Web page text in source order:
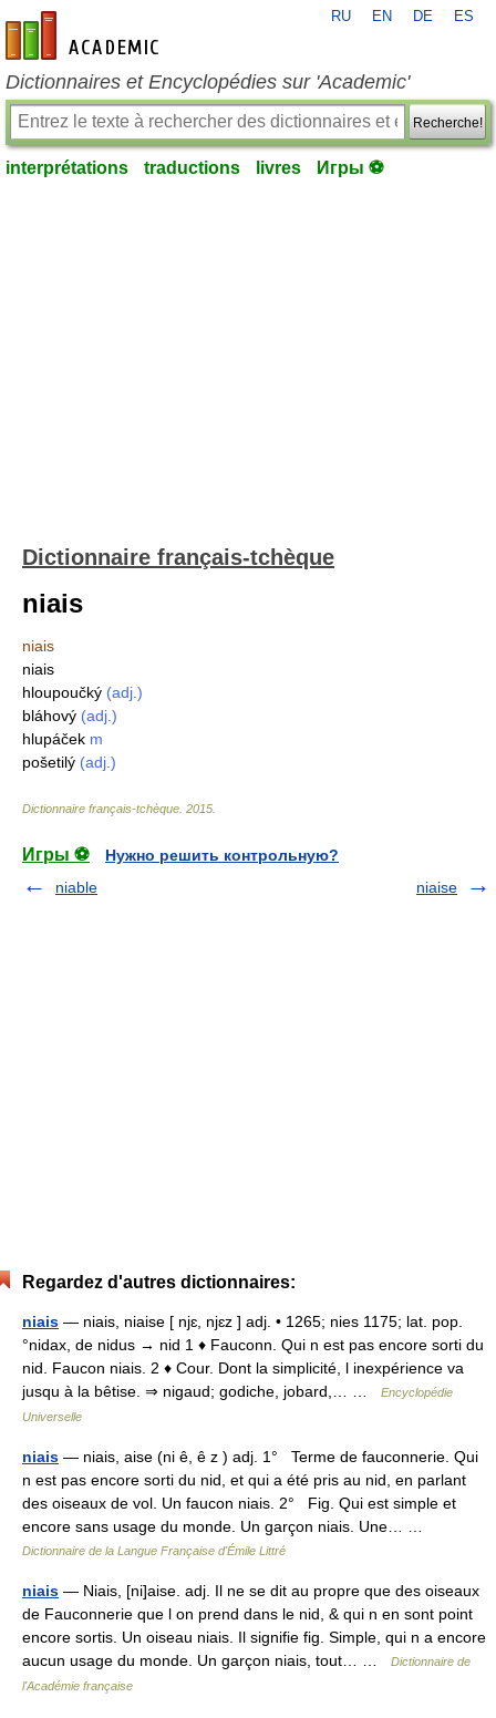
fr-academic.com
RU EN DE ES
Dictionnaires et Encyclopédies sur 'Academic'
Recherche!
interprétations traductions livres Игры ⚽
Dictionnaire français-tchèque
niais
niais
niais
hloupoučký (adj.)
bláhový (adj.)
hlupáček m
pošetilý (adj.)
Dictionnaire français-tchèque 2015
Игры ⚽
Нужно решить контрольную?
niable
niaise
Regardez d'autres dictionnaires:
niais — niais, niaise [ njɛ, njɛz ] adj. • 1265; nies 1175; lat. pop.
°nidax, de nidus → nid 1 ♦ Fauconn. Qui n est pas encore sorti du
nid. Faucon niais. 2 ♦ Cour. Dont la simplicité, l inexpérience va
jusqu à la bêtise. ⇒ nigaud; godiche, jobard,… …
Encyclopédie
Universelle
niais — niais, aise (ni ê, ê z ) adj. 1° Terme de fauconnerie. Qui
n est pas encore sorti du nid, et qui a été pris au nid, en parlant
des oiseaux de vol. Un faucon niais. 2° Fig. Qui est simple et
encore sans usage du monde. Un garçon niais. Une… …
Dictionnaire de la Langue Française d'Émile Littré
niais — Niais, [ni]aise. adj. Il ne se dit au propre que des oiseaux
de Fauconnerie que l on prend dans le nid, & qui n en sont point
encore sortis. Un oiseau niais. Il signifie fig. Simple, qui n a encore
aucun usage du monde. Un garçon niais, tout… …
Dictionnaire de
l'Académie française